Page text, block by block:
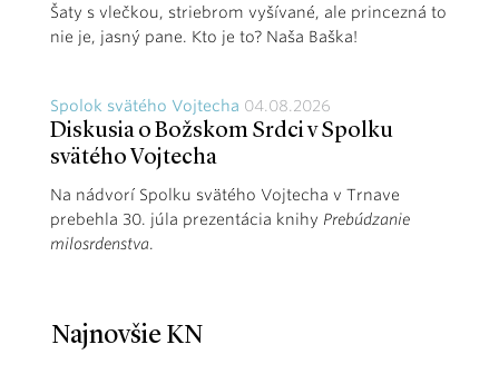
Šaty s vlečkou, striebrom vyšívané, ale princezná to
nie je, jasný pane. Kto je to? Naša Baška!
Spolok svätého Vojtecha 04.08.2026
Diskusia o Božskom Srdci v Spolku
svätého Vojtecha
Na nádvorí Spolku svätého Vojtecha v Trnave
prebehla 30. júla prezentácia knihy Prebúdzanie
milosrdenstva.
Najnovšie KN